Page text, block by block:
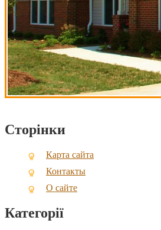
Сторінки
Карта сайта
Контакты
О сайте
Категорії